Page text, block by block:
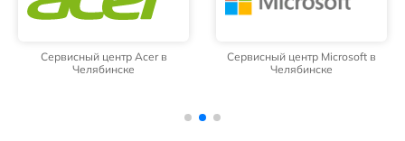
Сервисный центр Acer в
Челябинске
Сервисный центр Microsoft в
Челябинске